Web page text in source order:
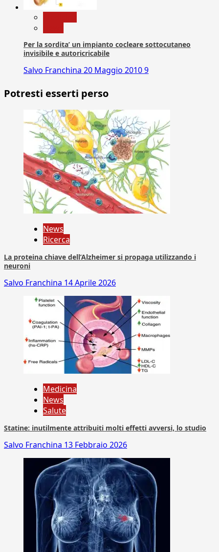
Per la sordita’ un impianto cocleare sottocutaneo
invisibile e autoricricabile
Salvo Franchina 20 Maggio 20109
Potresti esserti perso
News
Ricerca
La proteina chiave dell’Alzheimer si propaga utilizzando i
neuroni
Salvo Franchina 14 Aprile 2026
Medicina
News
Salute
Statine: inutilmente attribuiti molti effetti avversi, lo studio
Salvo Franchina 13 Febbraio 2026